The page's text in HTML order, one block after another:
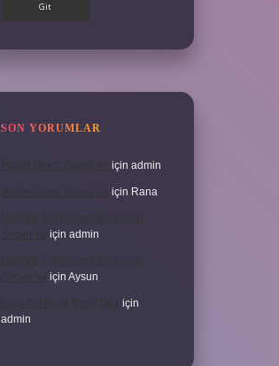
SON YORUMLAR
İKizler Burcu Şanslı Mı için admin
İKizler Burcu Şanslı Mı için Rana
Medikal Cilt Bakımı Sivilceleri
Geçirir Mi için admin
Medikal Cilt Bakımı Sivilceleri
Geçirir Mi için Aysun
Doru At Hangi Renk Olur için
admin